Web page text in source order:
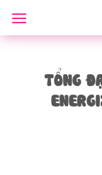
qua
nội
TỔNG